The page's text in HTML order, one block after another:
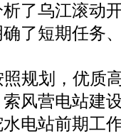
了乌江滚动
了短期任务
规划，优质
风营电站建
电站前期工